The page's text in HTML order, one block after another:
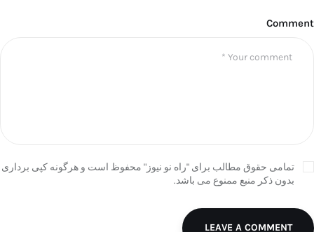
Comment
تمامی حقوق مطالب برای "راه نو نیوز" محفوظ است و هرگونه کپی برداری
بدون ذکر منبع ممنوع می باشد.
LEAVE A COMMENT